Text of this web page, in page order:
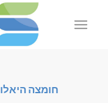
חומצה